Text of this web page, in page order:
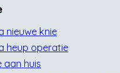
nieuwe knie
heup operatie
aan huis